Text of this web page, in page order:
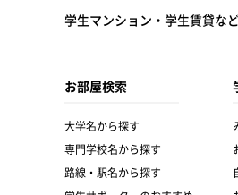
学生ウォーカー
学生マンション・学生賃貸など
お部屋検索
大学名から探す
専門学校名から探す
路線・駅名から探す